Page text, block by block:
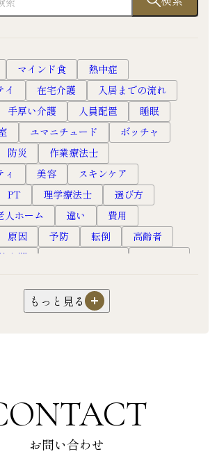
選び方
け住宅に住
由と事例
過ごし方
し
生活
高住
ービス付き高
者向け住宅
入居
人ホームでの暮らし
2023.8.2
過ごし方
暮らし
生活
老人ホーム
有料老人ホーム
入居
マインド食
熱中症
イ
在宅介護
入居までの流れ
手厚い介護 人員配置
睡眠
ユマニチュード
ボッチャ
防災
作業療法士
美容
スキンケア
PT 理学療法士
選び方
人ホーム
違い
費用
原因 予防 転倒
高齢者
終末期
超高齢社会 健康長寿
健康
もっと見る
お問い合わせ